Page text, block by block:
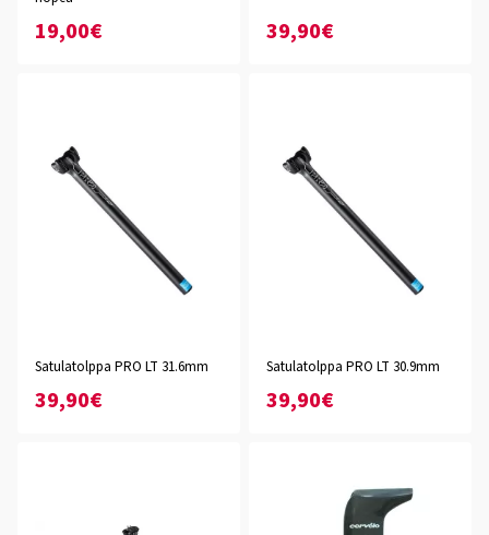
19,00€ 39,90€
Satulatolppa PRO LT 31.6mm
39,90€
Satulatolppa PRO LT 30.9mm
39,90€